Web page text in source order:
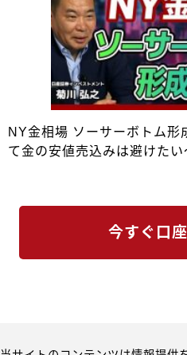
NY金相場 ソーサーボトム形
て金の安値売込みは避けたい
今すぐ口